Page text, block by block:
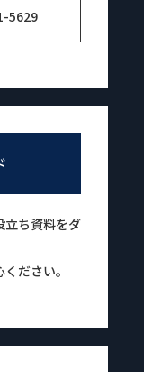
5629
立ち資料をダ
ださい。